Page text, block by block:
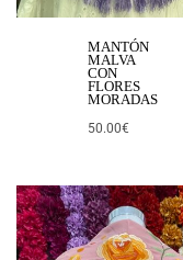
MANTÓN
MALVA
CON
FLORES
MORADAS
50.00€